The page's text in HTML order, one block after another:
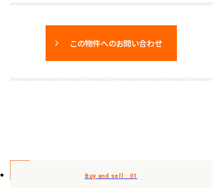
この物件へのお問い合わせ